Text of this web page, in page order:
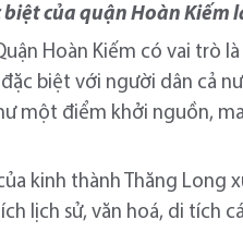
của quận Hoàn Kiếm
Hoàn Kiếm có vai trò
biệt với người dân cả
một điểm khởi nguồn,
kinh thành Thăng Long
lịch sử, văn hoá, di tích